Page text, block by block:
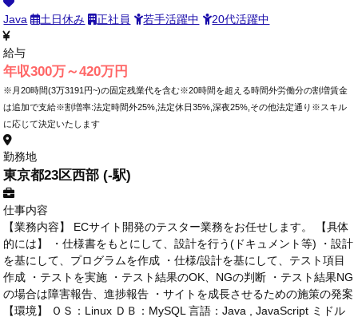
Java 土日休み 正社員 若手活躍中 20代活躍中
給与
年収300万～420万円
※月20時間(3万3191円~)の固定残業代を含む※20時間を超える時間外労働分の割増賃金
は追加で支給※割増率:法定時間外25%,法定休日35%,深夜25%,その他法定通り※スキル
に応じて決定いたします
勤務地
東京都23区西部 (-駅)
仕事内容
【業務内容】 ECサイト開発のテスター業務をお任せします。 【具体
的には】 ・仕様書をもとにして、設計を行う(ドキュメント等) ・設計
を基にして、プログラムを作成 ・仕様/設計を基にして、テスト項目
作成 ・テストを実施 ・テスト結果のOK、NGの判断 ・テスト結果NG
の場合は障害報告、進捗報告 ・サイトを成長させるための施策の発案
【環境】 ＯＳ：Linux ＤＢ：MySQL 言語：Java , JavaScript ミドル